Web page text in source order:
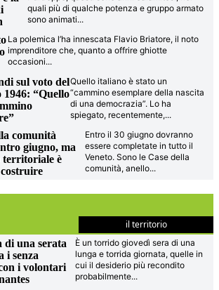
quali più di qualche potenza e gruppo armato
sono animati...
La polemica l’ha innescata Flavio Briatore, il noto
imprenditore che, quanto a offrire ghiotte
occasioni...
sul voto del
1946: “Quello
Quello italiano è stato un
“cammino esemplare della nascita
di una democrazia”. Lo ha
spiegato, recentemente,...
comunità
giugno, ma
territoriale è
Entro il 30 giugno dovranno
essere completate in tutto il
Veneto. Sono le Case della
comunità, anello...
il territorio
di una serata
i senza
i volontari
È un torrido giovedì sera di una
lunga e torrida giornata, quelle in
cui il desiderio più recondito
probabilmente...